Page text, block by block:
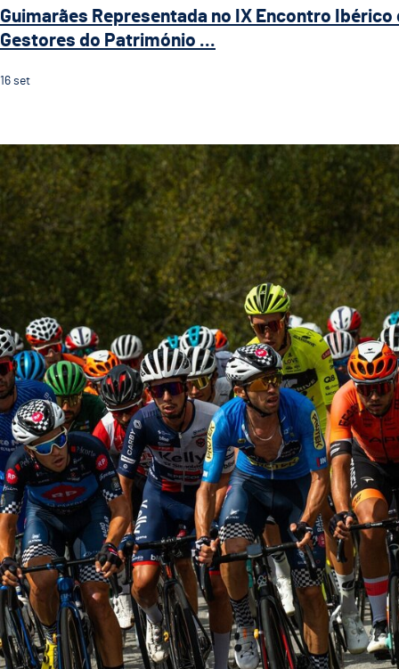
Guimarães Representada no IX Encontro Ibérico
Gestores do Património ...
16 set
Guimarães recebe a 5.ª etapa do 33.º Grande